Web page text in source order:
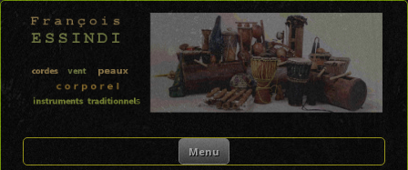
FRANÇOIS ESSINDI
Menu Skip to content